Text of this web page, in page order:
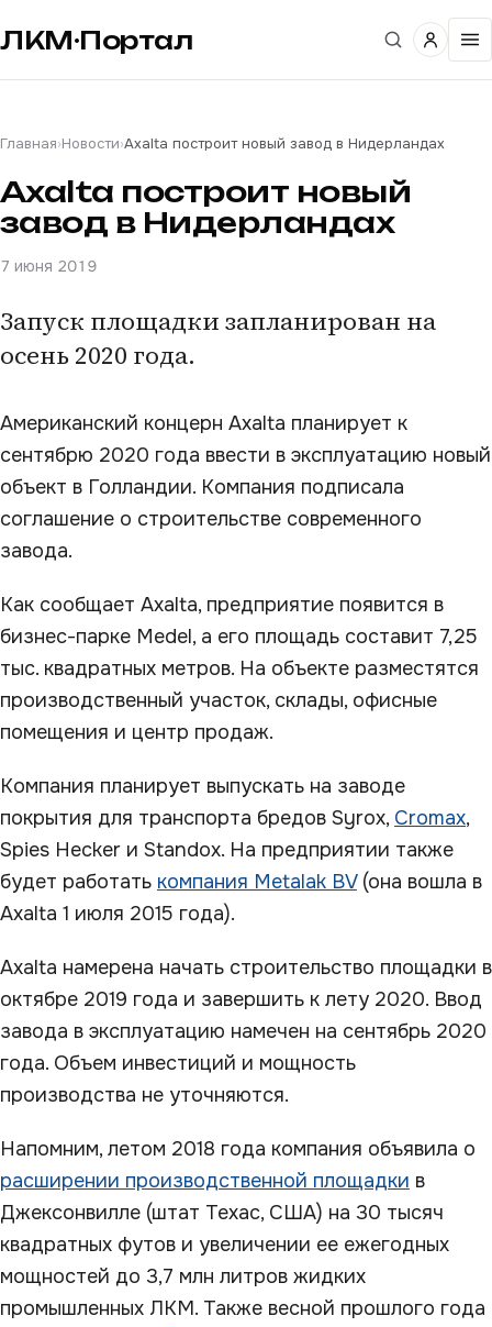
ЛКМ·Портал
Главная›Новости›Axalta построит новый завод в Нидерландах
Axalta построит новый
завод в Нидерландах
7 июня 2019
Запуск площадки запланирован на
осень 2020 года.
Американский концерн Axalta планирует к
сентябрю 2020 года ввести в эксплуатацию новый
объект в Голландии. Компания подписала
соглашение о строительстве современного
завода.
Как сообщает Axalta, предприятие появится в
бизнес-парке Medel, а его площадь составит 7,25
тыс. квадратных метров. На объекте разместятся
производственный участок, склады, офисные
помещения и центр продаж.
Компания планирует выпускать на заводе
покрытия для транспорта бредов Syrox, Cromax,
Spies Hecker и Standox. На предприятии также
будет работать компания Metalak BV(она вошла в
Axalta 1 июля 2015 года).
Axalta намерена начать строительство площадки в
октябре 2019 года и завершить к лету 2020. Ввод
завода в эксплуатацию намечен на сентябрь 2020
года. Объем инвестиций и мощность
производства не уточняются.
Напомним, летом 2018 года компания объявила о
расширении производственной площадки в
Джексонвилле (штат Техас, США) на 30 тысяч
квадратных футов и увеличении ее ежегодных
мощностей до 3,7 млн литров жидких
промышленных ЛКМ. Также весной прошлого года